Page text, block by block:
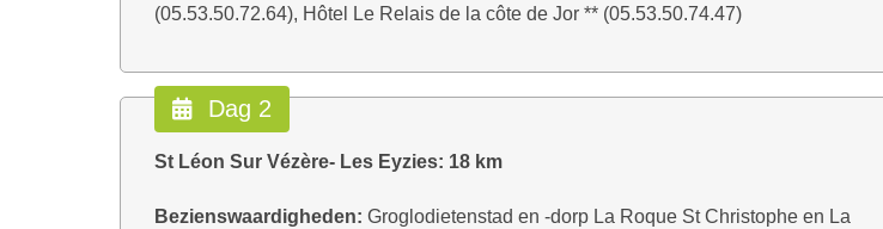
(05.53.50.72.64), Hôtel Le Relais de la côte de Jor ** (05.53.50.74.47)
Dag 2
St Léon Sur Vézère- Les Eyzies: 18 km
Bezienswaardigheden: Groglodietenstad en -dorp La Roque St Christophe en La